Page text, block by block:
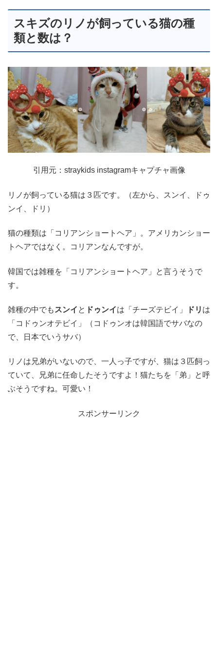
スキズのリノが飼っている猫の種
類と数は？
引用元：straykids instagramキャプチャ画像
リノが飼っている猫は３匹です。（左から、スンイ、ドゥ
ンイ、ドリ）
猫の種類は「コリアンショートヘア」。アメリカンショー
トヘアではなく。コリアンなんですが。
韓国では雑種を「コリアンショートヘア」と言うそうで
す。
雑種の中でも スンイ と ドゥンイは「チーズテビイ」 ドリ は
「コドゥンオテビイ」（ コドゥンオは韓国語でサバなの
で、日本でいう サバ）
リノは兄弟がいないので、一人っ子ですが、猫は３匹飼っ
ていて、兄弟に任命したそうですよ！猫たちを「弟」と呼
ぶそうですね。可愛い！
スポンサーリンク